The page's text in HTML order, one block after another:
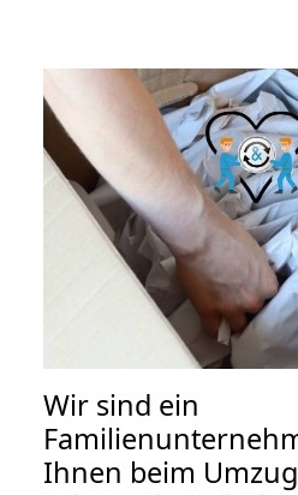
Wir sind ein
Ihnen beim